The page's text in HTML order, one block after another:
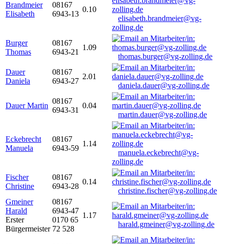
Brandmeier
Elisabeth
08167
6943-13
0.10
elisabeth.brandmeier@vg-
zolling.de
Burger
Thomas
08167
6943-21
1.09
thomas.burger@vg-zolling.de
Dauer
Daniela
08167
6943-27
2.01
daniela.dauer@vg-zolling.de
Dauer Martin
08167
6943-31
0.04
martin.dauer@vg-zolling.de
Eckebrecht
Manuela
08167
6943-59
1.14
manuela.eckebrecht@vg-
zolling.de
Fischer
Christine
08167
6943-28
0.14
christine.fischer@vg-zolling.de
Gmeiner
Harald
Erster
Bürgermeister
08167
6943-47
0170 65
72 528
1.17
harald.gmeiner@vg-zolling.de